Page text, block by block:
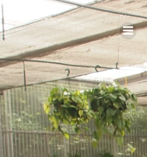
Saltar
al
contenido